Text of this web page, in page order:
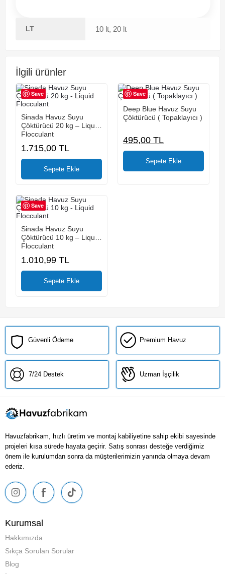
LT 10 lt, 20 lt
İlgili ürünler
Save
Sinada Havuz Suyu
Çöktürücü 20 kg – Liquid
Flocculant
1.715,00 TL
Save
Deep Blue Havuz Suyu
Çöktürücü ( Topaklayıcı )
495,00 TL
Save
Sinada Havuz Suyu
Çöktürücü 10 kg – Liquid
Flocculant
1.010,99 TL
Güvenli Ödeme Premium Havuz
7/24 Destek Uzman İşçilik
Havuzfabrikam, hızlı üretim ve montaj kabiliyetine sahip ekibi sayesinde
projeleri kısa sürede hayata geçirir. Satış sonrası desteğe verdiğimiz
önem ile kurulumdan sonra da müşterilerimizin yanında olmaya devam
ederiz.
Kurumsal
Hakkımızda
Sıkça Sorulan Sorular
Blog